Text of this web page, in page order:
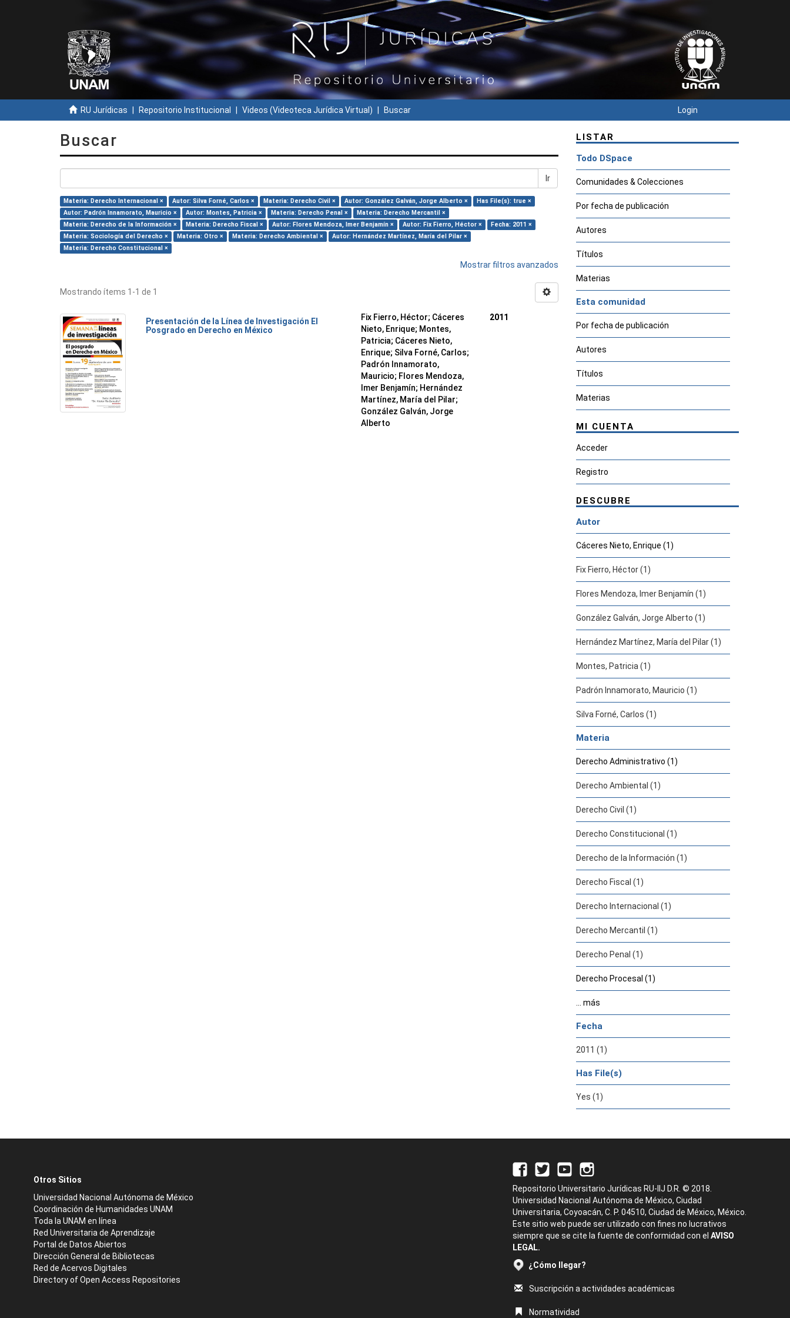
RU Jurídicas Repositorio Institucional Videos (Videoteca Jurídica Virtual) Buscar Login
Buscar
Ir
Materia: Derecho Internacional × Autor: Silva Forné, Carlos × Materia: Derecho Civil × Autor: González Galván, Jorge Alberto ×
Has File(s): true ×
Autor: Padrón Innamorato, Mauricio ×
Autor: Montes, Patricia × Materia: Derecho Penal ×
Materia: Derecho Mercantil ×
Materia: Derecho de la Información ×
Materia: Derecho Fiscal × Autor: Flores Mendoza, Imer Benjamín × Autor: Fix Fierro, Héctor ×
Fecha: 2011 ×
Materia: Sociología del Derecho ×
Materia: Otro × Materia: Derecho Ambiental ×
Autor: Hernández Martínez, María del Pilar ×
Materia: Derecho Constitucional ×
Mostrar filtros avanzados
Mostrando ítems 1-1 de 1
Presentación de la Línea de Investigación El
Posgrado en Derecho en México
Fix Fierro, Héctor; Cáceres
Nieto, Enrique; Montes,
Patricia; Cáceres Nieto,
Enrique; Silva Forné, Carlos;
Padrón Innamorato,
Mauricio; Flores Mendoza,
Imer Benjamín; Hernández
Martínez, María del Pilar;
González Galván, Jorge
Alberto
2011
LISTAR
Todo DSpace
Comunidades & Colecciones
Por fecha de publicación
Autores
Títulos
Materias
Esta comunidad
Por fecha de publicación
Autores
Títulos
Materias
MI CUENTA
Acceder
Registro
DESCUBRE
Autor
Cáceres Nieto, Enrique (1)
Fix Fierro, Héctor (1)
Flores Mendoza, Imer Benjamín (1)
González Galván, Jorge Alberto (1)
Hernández Martínez, María del Pilar (1)
Montes, Patricia (1)
Padrón Innamorato, Mauricio (1)
Silva Forné, Carlos (1)
Materia
Derecho Administrativo (1)
Derecho Ambiental (1)
Derecho Civil (1)
Derecho Constitucional (1)
Derecho de la Información (1)
Derecho Fiscal (1)
Derecho Internacional (1)
Derecho Mercantil (1)
Derecho Penal (1)
Derecho Procesal (1)
... más
Fecha
2011 (1)
Has File(s)
Yes (1)
Otros Sitios
Universidad Nacional Autónoma de México
Coordinación de Humanidades UNAM
Toda la UNAM en línea
Red Universitaria de Aprendizaje
Portal de Datos Abiertos
Dirección General de Bibliotecas
Red de Acervos Digitales
Directory of Open Access Repositories
Repositorio Universitario Jurídicas RU-IIJ D.R. © 2018.
Universidad Nacional Autónoma de México, Ciudad
Universitaria, Coyoacán, C. P. 04510, Ciudad de México, México.
Este sitio web puede ser utilizado con fines no lucrativos
siempre que se cite la fuente de conformidad con el AVISO
LEGAL.
¿Cómo llegar?
Suscripción a actividades académicas
Normatividad